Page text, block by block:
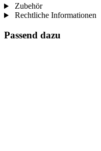
Zubehör
Rechtliche Informationen
Passend dazu